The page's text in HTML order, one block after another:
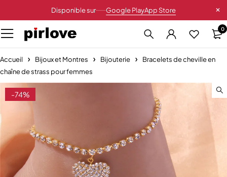
Disponible sur Google PlayApp Store
0
Accueil Bijoux et Montres Bijouterie
Bracelets de cheville en
chaîne de strass pour femmes
-74%